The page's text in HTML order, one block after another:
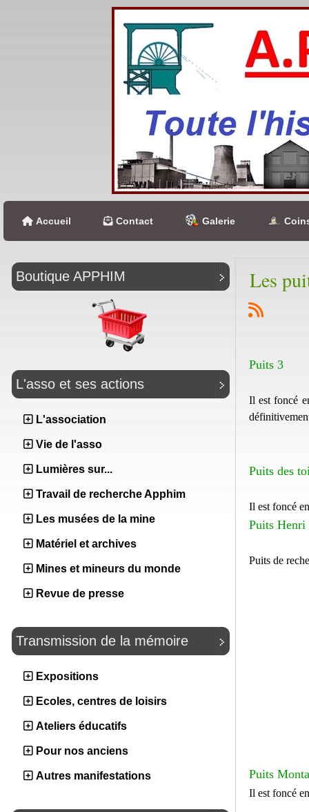
Accueil Contact Galerie
Boutique APPHIM
L'asso et ses actions
L'association
Vie de l'asso
Lumières sur...
Travail de recherche Apphim
Les musées de la mine
Matériel et archives
Mines et mineurs du monde
Revue de presse
Transmission de la mémoire
Expositions
Ecoles, centres de loisirs
Ateliers éducatifs
Pour nos anciens
Autres manifestations
Les
Puits 3
Il est foncé
Puits des
Il est foncé
Puits Henri
Puits de
Puits
Il est foncé